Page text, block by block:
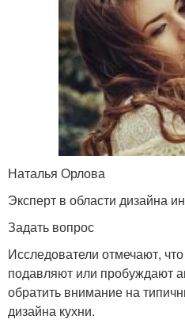
Наталья Орлова
Эксперт в области дизайна
Задать вопрос
Исследователи отмечают,
подавляют или пробуждают
обратить внимание на
дизайна кухни.